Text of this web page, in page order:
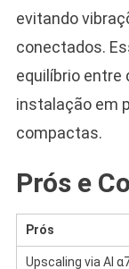
evitando
conectados.
equilíbrio entre
instalação em
compactas.
Prós e
Prós
Upscaling via AI